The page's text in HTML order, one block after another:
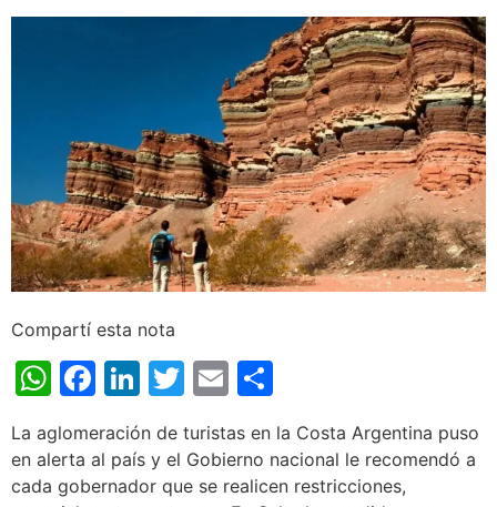
Compartí esta nota
WhatsApp
Facebook
LinkedIn
Twitter
Email
La aglomeración de turistas en la Costa Argentina puso
en alerta al país y el Gobierno nacional le recomendó a
cada gobernador que se realicen restricciones,